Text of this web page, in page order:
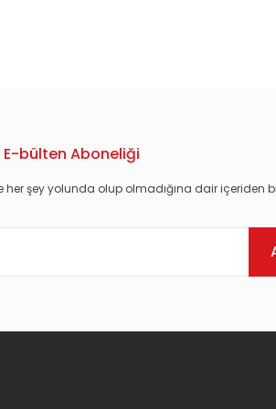
E-bülten Aboneliği
her şey yolunda olup olmadığına dair içeriden